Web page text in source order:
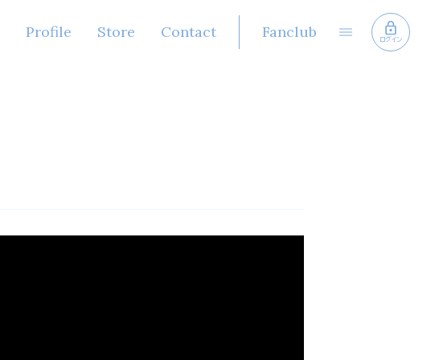
Profile Store Contact Fanclub ログイン